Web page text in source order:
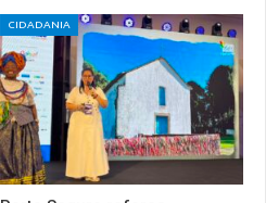
CIDADANIA